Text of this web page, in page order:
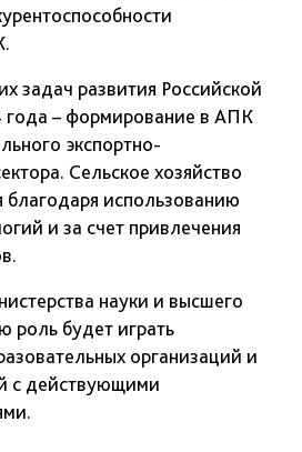
задач развития Российской
– формирование в АПК
экспортно-
Сельское хозяйство
благодаря использованию
и за счет привлечения
науки и высшего
роль будет играть
организаций и
с действующими